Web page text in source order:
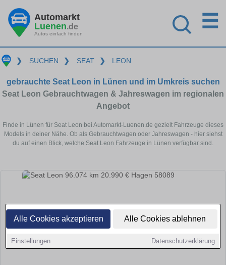
Alle Cookies akzeptieren Alle Cookies ablehnen
Einstellungen Datenschutzerklärung
Automarkt
Luenen.de
Autos einfach finden
☰
❯ SUCHEN ❯ SEAT ❯ LEON
gebrauchte Seat Leon in Lünen und im Umkreis suchen
Seat Leon Gebrauchtwagen & Jahreswagen im regionalen
Angebot
Finde in Lünen für Seat Leon bei Automarkt-Luenen.de gezielt Fahrzeuge dieses
Models in deiner Nähe. Ob als Gebrauchtwagen oder Jahreswagen - hier siehst
du auf einen Blick, welche Seat Leon Fahrzeuge in Lünen verfügbar sind.